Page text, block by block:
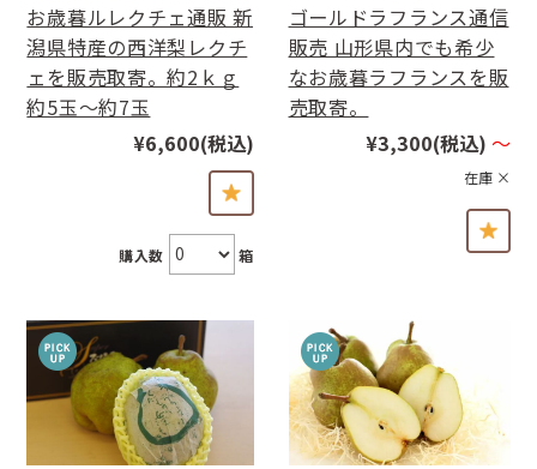
お歳暮ルレクチェ通販 新
潟県特産の西洋梨レクチ
ェを販売取寄。約2ｋｇ
約5玉〜約7玉
¥6,600(税込)
購入数 箱
ゴールドラフランス通信
販売 山形県内でも希少
なお歳暮ラフランスを販
売取寄。
¥3,300(税込) ～
在庫 ×